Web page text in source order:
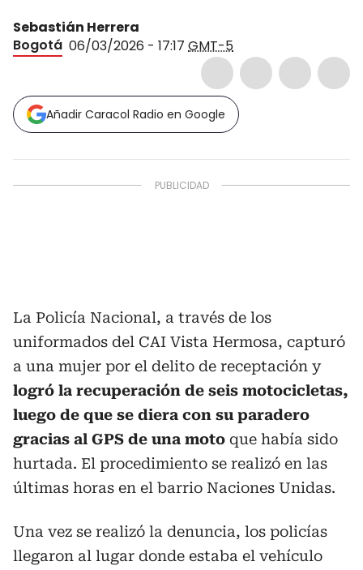
Sebastián Herrera
Bogotá 06/03/2026 - 17:17 GMT-5
Añadir Caracol Radio en Google
La Policía Nacional, a través de los
uniformados del CAI Vista Hermosa, capturó
a una mujer por el delito de receptación y
logró la recuperación de seis motocicletas,
luego de que se diera con su paradero
gracias al GPS de una moto que había sido
hurtada. El procedimiento se realizó en las
últimas horas en el barrio Naciones Unidas.
Una vez se realizó la denuncia, los policías
llegaron al lugar donde estaba el vehículo